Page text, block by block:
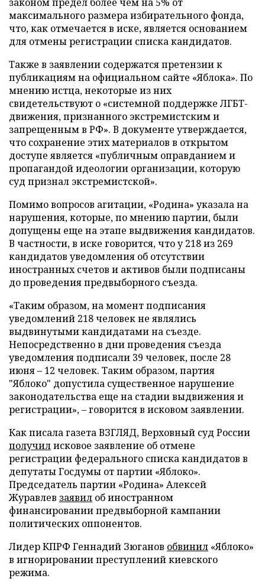
максимального размера избирательного фонда,
что, как отмечается в иске, является основанием
для отмены регистрации списка кандидатов.
Также в заявлении содержатся претензии к
публикациям на официальном сайте «Яблока». По
мнению истца, некоторые из них
свидетельствуют о «системной поддержке ЛГБТ-
движения, признанного экстремистским и
запрещенным в РФ». В документе утверждается,
что сохранение этих материалов в открытом
доступе является «публичным оправданием и
пропагандой идеологии организации, которую
суд признал экстремистской».
Помимо вопросов агитации, «Родина» указала на
нарушения, которые, по мнению партии, были
допущены еще на этапе выдвижения кандидатов.
В частности, в иске говорится, что у 218 из 269
кандидатов уведомления об отсутствии
иностранных счетов и активов были подписаны
до проведения предвыборного съезда.
«Таким образом, на момент подписания
уведомлений 218 человек не являлись
выдвинутыми кандидатами на съезде.
Непосредственно в дни проведения съезда
уведомления подписали 39 человек, после 28
июня – 12 человек. Таким образом, партия
"Яблоко" допустила существенное нарушение
законодательства еще на стадии выдвижения и
регистрации», – говорится в исковом заявлении.
Как писала газета ВЗГЛЯД, Верховный суд России
получилисковое заявление об отмене
регистрации федерального списка кандидатов в
депутаты Госдумы от партии «Яблоко».
Председатель партии «Родина» Алексей
Журавлев заявил об иностранном
финансировании предвыборной кампании
политических оппонентов.
Лидер КПРФ Геннадий Зюганов обвинил «Яблоко»
в игнорировании преступлений киевского
режима.